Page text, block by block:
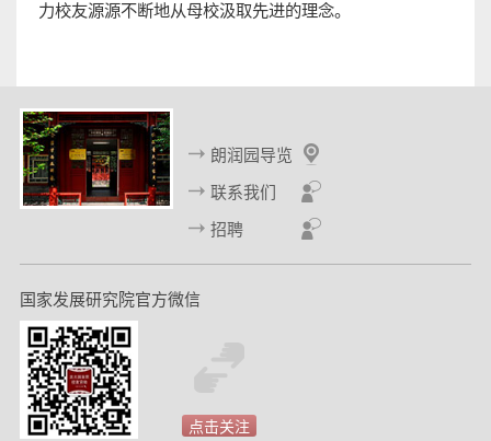
力校友源源不断地从母校汲取先进的理念。
朗润园导览
联系我们
招聘
国家发展研究院官方微信
点击关注